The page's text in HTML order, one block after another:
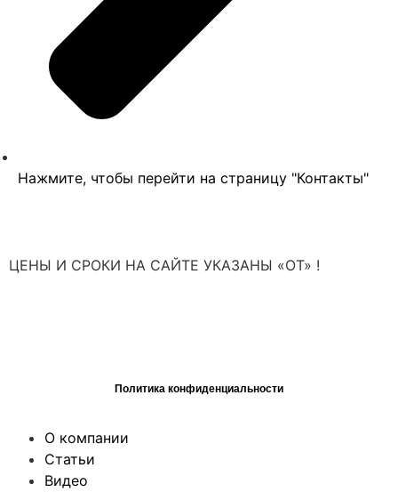
Нажмите, чтобы перейти на страницу "Контакты"
ЦЕНЫ И СРОКИ НА САЙТЕ УКАЗАНЫ «ОТ» !
Политика конфиденциальности
О компании
Статьи
Видео